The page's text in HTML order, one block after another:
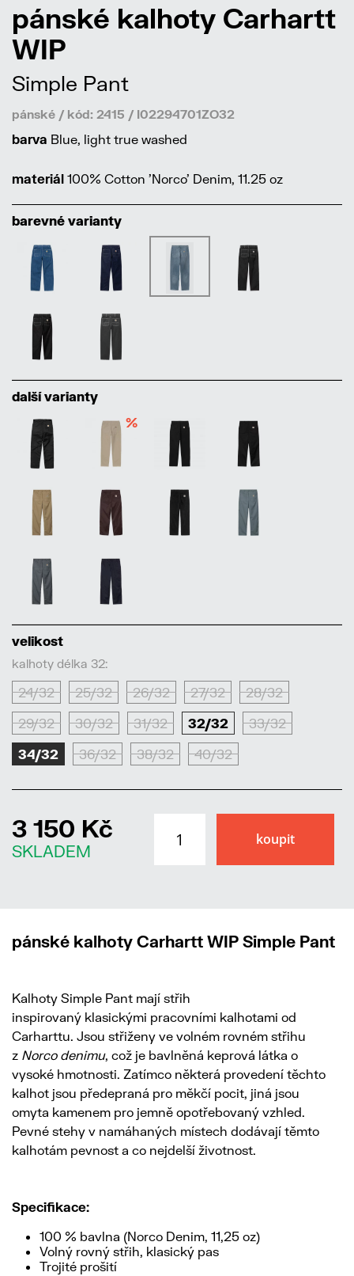
pánské kalhoty Carhartt
WIP
Simple Pant
pánské / kód: 2415 / I02294701ZO32
barva Blue, light true washed
materiál 100% Cotton 'Norco' Denim, 11.25 oz
barevné varianty
další varianty
%
velikost
kalhoty délka 32:
24/32 25/32 26/32 27/32 28/32
29/32 30/32 31/32 32/32 33/32
34/32 36/32 38/32 40/32
3 150 Kč
SKLADEM
pánské kalhoty Carhartt WIP Simple Pant
Kalhoty Simple Pant mají střih
inspirovaný klasickými pracovními kalhotami od
Carharttu. Jsou střiženy ve volném rovném střihu
z Norco denimu, což je bavlněná keprová látka o
vysoké hmotnosti. Zatímco některá provedení těchto
kalhot jsou předepraná pro měkčí pocit, jiná jsou
omyta kamenem pro jemně opotřebovaný vzhled.
Pevné stehy v namáhaných místech dodávají těmto
kalhotám pevnost a co nejdelší životnost.
Specifikace:
100 % bavlna (Norco Denim, 11,25 oz)
Volný rovný střih, klasický pas
Trojité prošití